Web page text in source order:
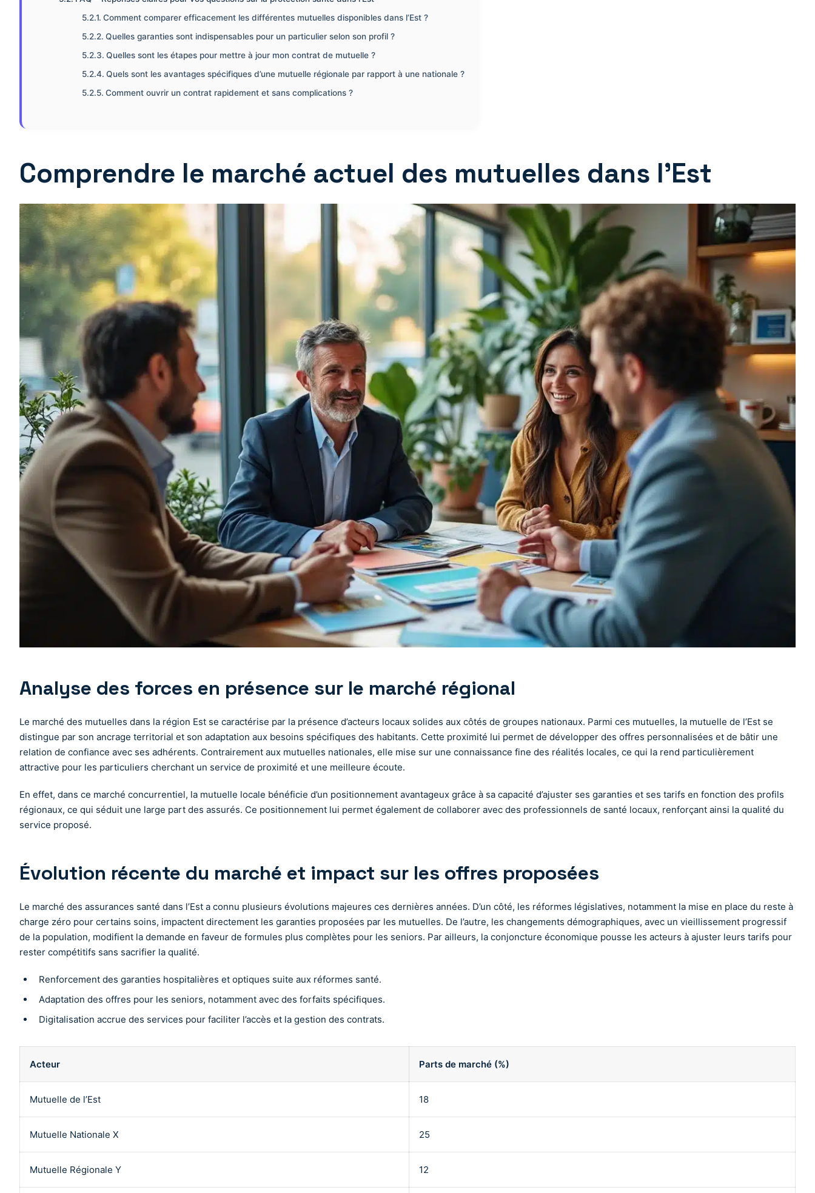
Comment comparer efficacement les différentes mutuelles disponibles dans l’Est ?
Quelles garanties sont indispensables pour un particulier selon son profil ?
Quelles sont les étapes pour mettre à jour mon contrat de mutuelle ?
Quels sont les avantages spécifiques d’une mutuelle régionale par rapport à une nationale ?
Comment ouvrir un contrat rapidement et sans complications ?
Comprendre le marché actuel des mutuelles dans l’Est
Analyse des forces en présence sur le marché régional
Le marché des mutuelles dans la région Est se caractérise par la présence d’acteurs locaux solides aux côtés de groupes nationaux. Parmi ces mutuelles, la mutuelle de l’Est se
distingue par son ancrage territorial et son adaptation aux besoins spécifiques des habitants. Cette proximité lui permet de développer des offres personnalisées et de bâtir une
relation de confiance avec ses adhérents. Contrairement aux mutuelles nationales, elle mise sur une connaissance fine des réalités locales, ce qui la rend particulièrement
attractive pour les particuliers cherchant un service de proximité et une meilleure écoute.
En effet, dans ce marché concurrentiel, la mutuelle locale bénéficie d’un positionnement avantageux grâce à sa capacité d’ajuster ses garanties et ses tarifs en fonction des profils
régionaux, ce qui séduit une large part des assurés. Ce positionnement lui permet également de collaborer avec des professionnels de santé locaux, renforçant ainsi la qualité du
service proposé.
Évolution récente du marché et impact sur les offres proposées
Le marché des assurances santé dans l’Est a connu plusieurs évolutions majeures ces dernières années. D’un côté, les réformes législatives, notamment la mise en place du reste à
charge zéro pour certains soins, impactent directement les garanties proposées par les mutuelles. De l’autre, les changements démographiques, avec un vieillissement progressif
de la population, modifient la demande en faveur de formules plus complètes pour les seniors. Par ailleurs, la conjoncture économique pousse les acteurs à ajuster leurs tarifs pour
rester compétitifs sans sacrifier la qualité.
Renforcement des garanties hospitalières et optiques suite aux réformes santé.
Adaptation des offres pour les seniors, notamment avec des forfaits spécifiques.
Digitalisation accrue des services pour faciliter l’accès et la gestion des contrats.
Acteur Parts de marché (%)
Mutuelle de l’Est 18
Mutuelle Nationale X 25
Mutuelle Régionale Y 12